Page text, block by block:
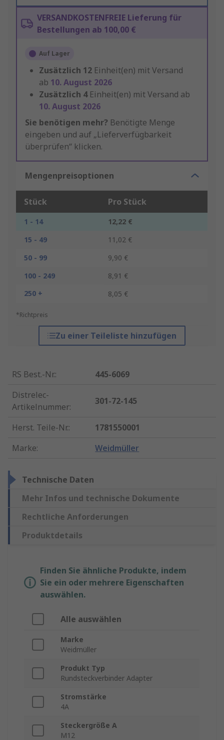
VERSANDKOSTENFREIE Lieferung für
Bestellungen ab 100,00 €
Auf Lager
Zusätzlich 12 Einheit(en) mit Versand
ab 10. August 2026
Zusätzlich 4 Einheit(en) mit Versand ab
10. August 2026
Sie benötigen mehr? Benötigte Menge
eingeben und auf „Lieferverfügbarkeit
überprüfen“ klicken.
Mengenpreisoptionen
Stück Pro Stück
1 - 14
12,22 €
15 - 49
11,02 €
50 - 99
9,90 €
100 - 249
8,91 €
250 +
8,05 €
*Richtpreis
Zu einer Teileliste hinzufügen
RS Best.-Nr.:
445-6069
Distrelec-
Artikelnummer:
301-72-145
Herst. Teile-Nr.:
1781550001
Marke: Weidmüller
Technische Daten
Mehr Infos und technische Dokumente
Rechtliche Anforderungen
Produktdetails
Finden Sie ähnliche Produkte, indem
Sie ein oder mehrere Eigenschaften
auswählen.
Alle auswählen
Marke
Weidmüller
Produkt Typ
Rundsteckverbinder Adapter
Stromstärke
4A
Steckergröße A
M12